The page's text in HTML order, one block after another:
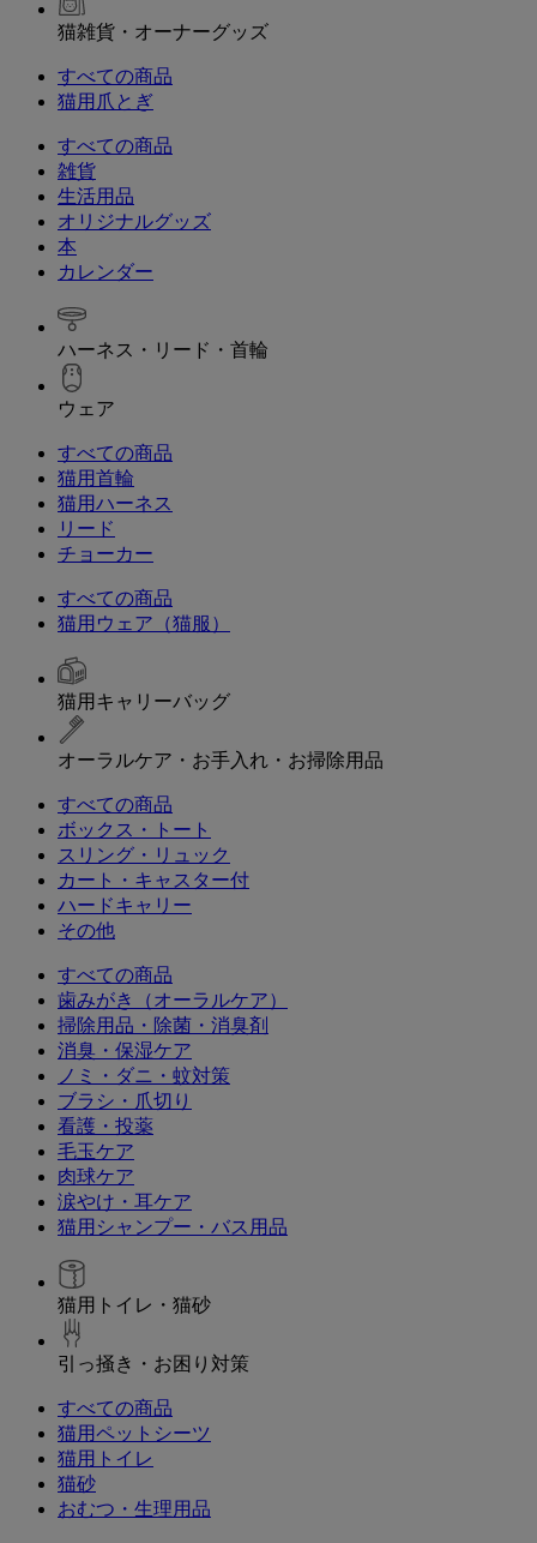
猫雑貨・オーナーグッズ
すべての商品
猫用爪とぎ
すべての商品
雑貨
生活用品
オリジナルグッズ
本
カレンダー
ハーネス・リード・首輪
ウェア
すべての商品
猫用首輪
猫用ハーネス
リード
チョーカー
すべての商品
猫用ウェア（猫服）
猫用キャリーバッグ
オーラルケア・お手入れ・お掃除用品
すべての商品
ボックス・トート
スリング・リュック
カート・キャスター付
ハードキャリー
その他
すべての商品
歯みがき（オーラルケア）
掃除用品・除菌・消臭剤
消臭・保湿ケア
ノミ・ダニ・蚊対策
ブラシ・爪切り
看護・投薬
毛玉ケア
肉球ケア
涙やけ・耳ケア
猫用シャンプー・バス用品
猫用トイレ・猫砂
引っ掻き・お困り対策
すべての商品
猫用ペットシーツ
猫用トイレ
猫砂
おむつ・生理用品